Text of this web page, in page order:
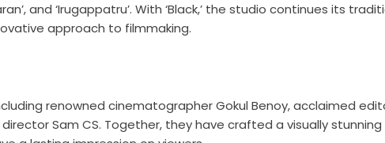
and ‘Irugappatru’. With ‘Black,’ the studio continues its
approach to filmmaking.
renowned cinematographer Gokul Benoy, acclaimed
Sam CS. Together, they have crafted a visually stunning